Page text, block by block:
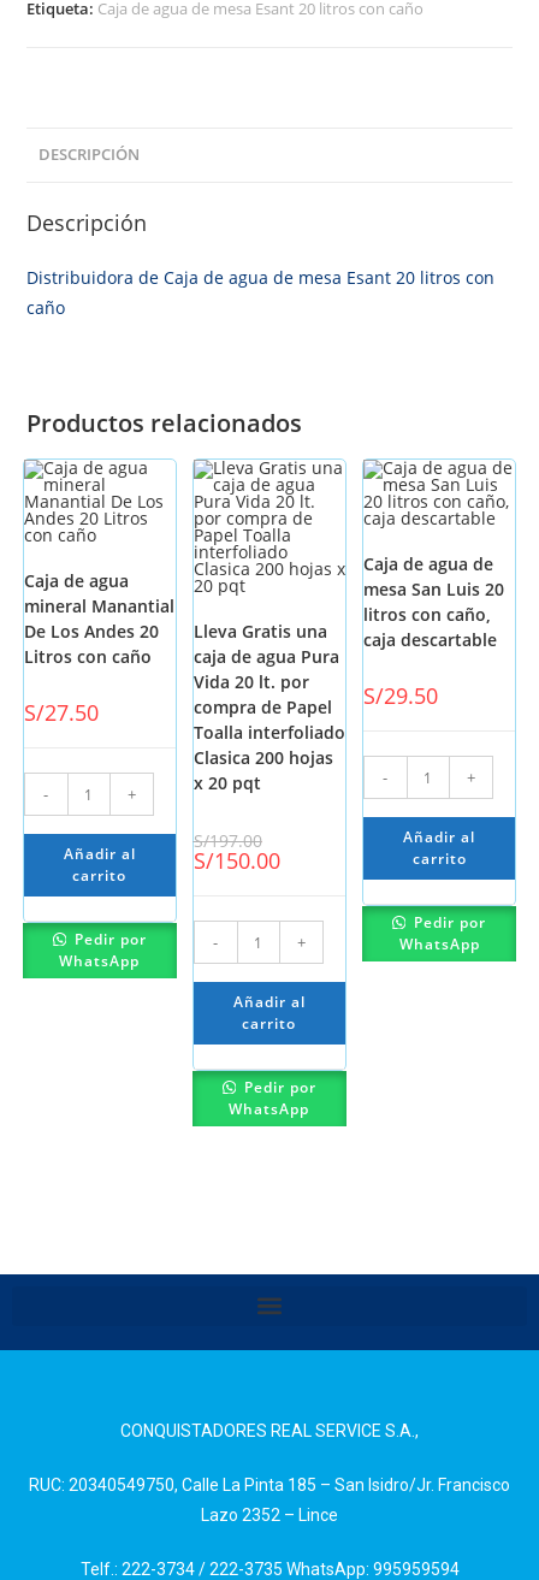
Etiqueta: Caja de agua de mesa Esant 20 litros con caño
DESCRIPCIÓN
Descripción
Distribuidora de Caja de agua de mesa Esant 20 litros con
caño
Productos relacionados
Caja de agua
mineral Manantial
De Los Andes 20
Litros con caño
S/27.50
- +
Añadir al
carrito
Pedir por
WhatsApp
-24%
Lleva Gratis una
caja de agua Pura
Vida 20 lt. por
compra de Papel
Toalla interfoliado
Clasica 200 hojas
x 20 pqt
S/197.00
S/150.00
- +
Añadir al
carrito
Pedir por
WhatsApp
Caja de agua de
mesa San Luis 20
litros con caño,
caja descartable
S/29.50
- +
Añadir al
carrito
Pedir por
WhatsApp
CONQUISTADORES REAL SERVICE S.A.,
RUC: 20340549750, Calle La Pinta 185 – San Isidro/Jr. Francisco
Lazo 2352 – Lince
Telf.: 222-3734 / 222-3735 WhatsApp: 995959594